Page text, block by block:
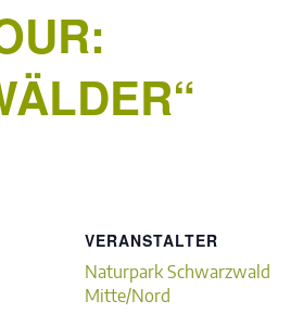
VERANSTALTER
Naturpark Schwarzwald
Mitte/Nord